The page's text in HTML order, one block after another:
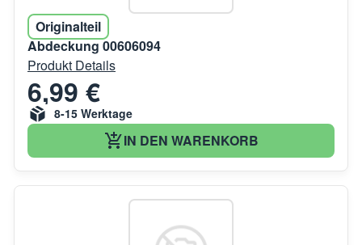
Originalteil
Abdeckung 00606094
Produkt Details
6,99 €
8-15 Werktage
IN DEN WARENKORB